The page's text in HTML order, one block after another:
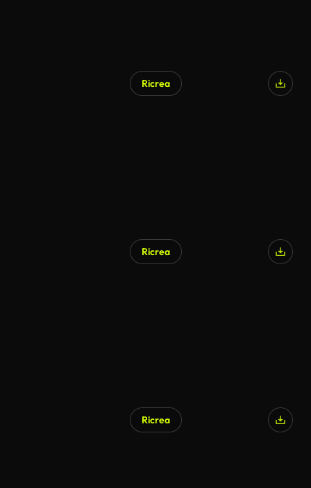
Ricrea
Ricrea
Ricrea